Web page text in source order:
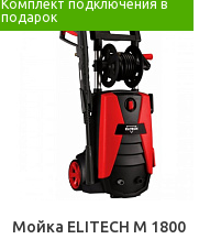
Комплект подключения в
подарок
Мойка ELITECH М 1800